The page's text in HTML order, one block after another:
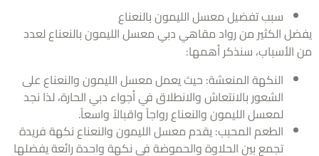
سبب تفضيل معسل الليمون بالنعناع
الكثير من رواد مقاهي دبي معسل الليمون بالنعناع لعدد
سنذكر أهمها:
النكهة المنعشة: حيث يعمل معسل الليمون والنعناع على
الشعور بالانتعاش والانطلاق في أجواء دبي الحارة، لذا نجد
لمعسل الليمون والنعناع رواجاً واقبالاً واسعاً.
الطعم المحبب: يقدم معسل الليمون والنعناع نكهة فريدة
تجمع بين الحلاوة والحموضة في نكهة واحدة رائعة يفضلها